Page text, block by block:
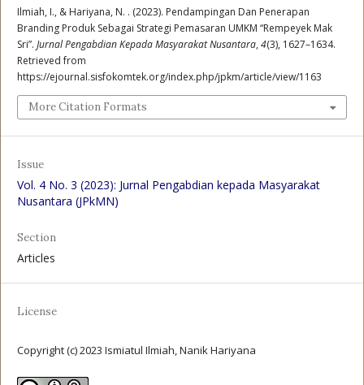
Ilmiah, I., & Hariyana, N. . (2023). Pendampingan Dan Penerapan
Branding Produk Sebagai Strategi Pemasaran UMKM “Rempeyek Mak
Sri”. Jurnal Pengabdian Kepada Masyarakat Nusantara, 4(3), 1627–1634.
Retrieved from
https://ejournal.sisfokomtek.org/index.php/jpkm/article/view/1163
More Citation Formats
Issue
Vol. 4 No. 3 (2023): Jurnal Pengabdian kepada Masyarakat
Nusantara (JPkMN)
Section
Articles
License
Copyright (c) 2023 Ismiatul Ilmiah, Nanik Hariyana